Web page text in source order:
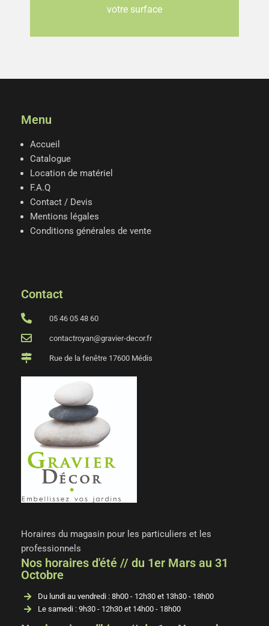
votre surface
Menu
Accueil
Catalogue
Location de matériel
F.A.Q
Contact / Devis
Mentions légales
Conditions générales de vente
Contact
05 46 05 48 60
contactroyan@gravier-decor.fr
Rue de la fenêtre 17600 Médis
Horaires du magasin pour les particuliers et les
professionnels
Nos horaires d'été // du 1er Mars au 31
Octobre
Du lundi au vendredi : 8h00 - 12h30 et 13h30 - 18h00
Le samedi : 9h30 - 12h30 et 14h00 - 18h00